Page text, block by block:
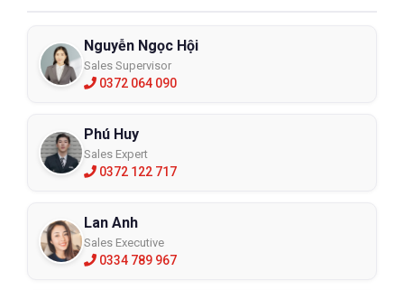
Nguyễn Ngọc Hội
Sales Supervisor
0372 064 090
Phú Huy
Sales Expert
0372 122 717
Lan Anh
Sales Executive
0334 789 967